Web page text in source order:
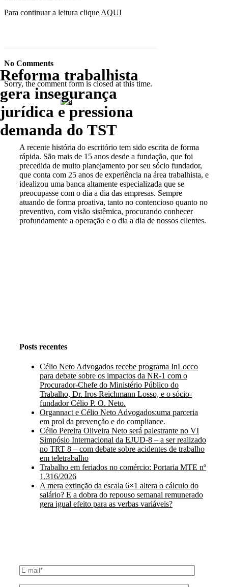
Reforma trabalhista
gera insegurança
jurídica e pressiona
demanda do TST
Para continuar a leitura clique AQUI
No Comments
Sorry, the comment form is closed at this time.
A recente história do escritório tem sido escrita de forma
rápida. São mais de 15 anos desde a fundação, que foi
precedida de muito planejamento por seu sócio fundador,
que conta com 25 anos de experiência na área trabalhista, e
idealizou uma banca altamente especializada que se
preocupasse com o dia a dia das empresas. Sempre
atuando de forma proativa, tanto no contencioso quanto no
preventivo, com visão sistêmica, procurando conhecer
profundamente a operação e o dia a dia de nossos clientes.
Posts recentes
Célio Neto Advogados recebe programa InLocco
para debate sobre os impactos da NR-1 com o
Procurador-Chefe do Ministério Público do
Trabalho, Dr. Iros Reichmann Losso, e o sócio-
fundador Célio P. O. Neto.
Organnact e Célio Neto Advogados:uma parceria
em prol da prevenção e do compliance.
Célio Pereira Oliveira Neto será palestrante no VI
Simpósio Internacional da EJUD-8 – a ser realizado
no TRT 8 – com debate sobre acidentes de trabalho
em teletrabalho
Trabalho em feriados no comércio: Portaria MTE nº
1.316/2026
A mera extinção da escala 6×1 altera o cálculo do
salário? E a dobra do repouso semanal remunerado
gera igual efeito para as verbas variáveis?